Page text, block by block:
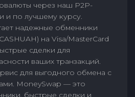
через наш P2P-
и по лучшему курсу.
надежные обменники
на Visa/MasterCard
сделки для
ваших транзакций.
для выгодного обмена с
MoneySwap — это
быстрые сделки и